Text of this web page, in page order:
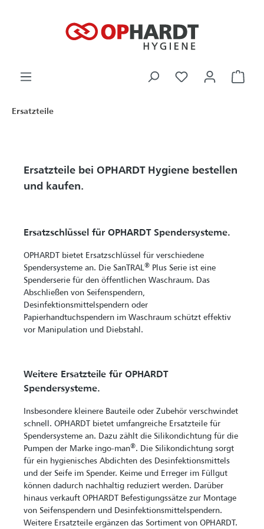
Ersatzteile
Ersatzteile bei OPHARDT Hygiene bestellen
und kaufen.
Ersatzschlüssel für OPHARDT Spendersysteme.
OPHARDT bietet Ersatzschlüssel für verschiedene
Spendersysteme an. Die SanTRAL® Plus Serie ist eine
Spenderserie für den öffentlichen Waschraum. Das
Abschließen von Seifenspendern,
Desinfektionsmittelspendern oder
Papierhandtuchspendern im Waschraum schützt effektiv
vor Manipulation und Diebstahl.
Weitere Ersatzteile für OPHARDT
Spendersysteme.
Insbesondere kleinere Bauteile oder Zubehör verschwindet
schnell. OPHARDT bietet umfangreiche Ersatzteile für
Spendersysteme an. Dazu zählt die Silikondichtung für die
Pumpen der Marke ingo-man®. Die Silikondichtung sorgt
für ein hygienisches Abdichten des Desinfektionsmittels
und der Seife im Spender. Keime und Erreger im Füllgut
können dadurch nachhaltig reduziert werden. Darüber
hinaus verkauft OPHARDT Befestigungssätze zur Montage
von Seifenspendern und Desinfektionsmittelspendern.
Weitere Ersatzteile ergänzen das Sortiment von OPHARDT.